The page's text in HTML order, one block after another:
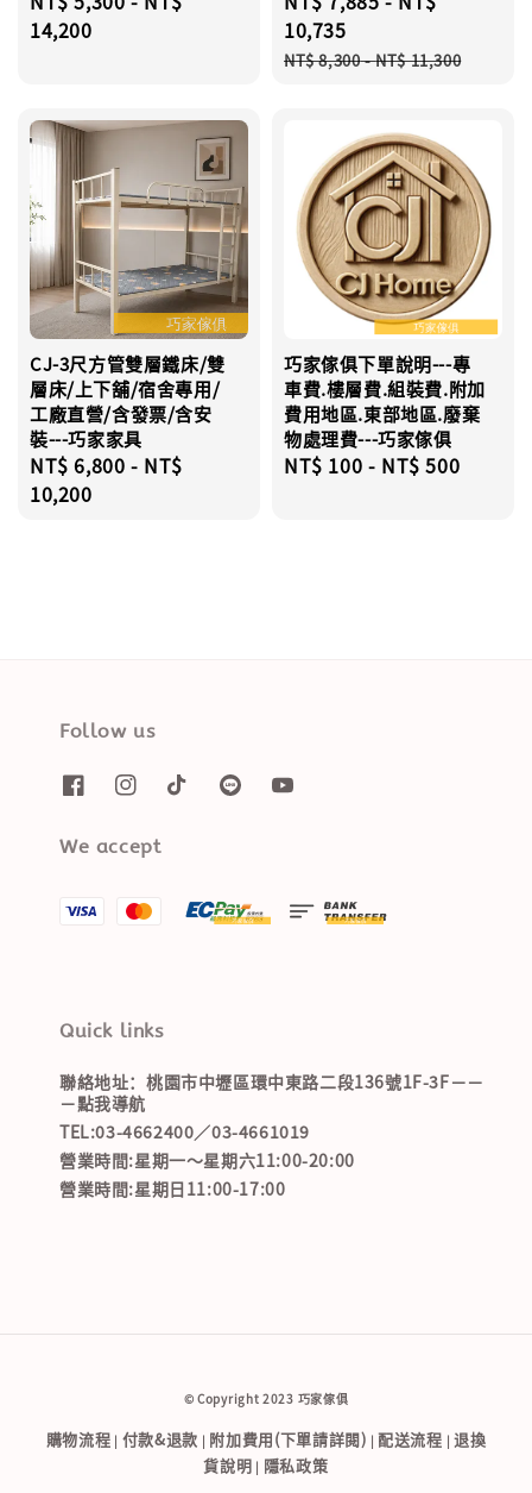
price
14,200
price
10,735
Regular
NT$ 8,300-NT$ 11,300
CJ-3尺方管雙層鐵床/雙
層床/上下舖/宿舍專用/
工廠直營/含發票/含安
裝---巧家家具
Regular
price
NT$ 6,800 - NT$
10,200
巧家傢俱下單說明---專
車費.樓層費.組裝費.附加
費用地區.東部地區.廢棄
物處理費---巧家傢俱
Regular
NT$ 100 - NT$ 500
Follow us
We accept
Quick links
聯絡地址：桃園市中壢區環中東路二段136號1F-3F－－
－點我導航
TEL:03-4662400／03-4661019
營業時間:星期一～星期六11:00-20:00
營業時間:星期日11:00-17:00
© Copyright 2023 巧家傢俱
購物流程 | 付款&退款 | 附加費用(下單請詳閱) | 配送流程 | 退換
貨說明 | 隱私政策